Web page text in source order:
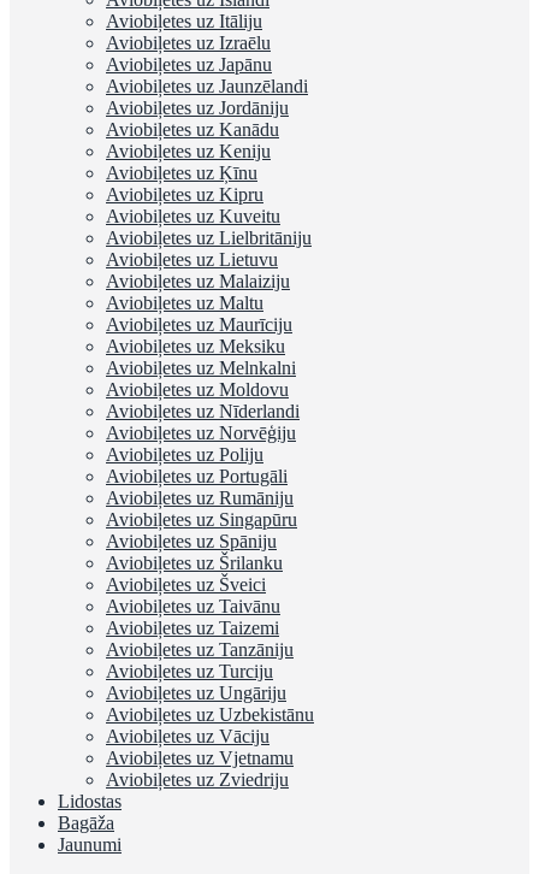
Aviobiļetes uz Itāliju
Aviobiļetes uz Izraēlu
Aviobiļetes uz Japānu
Aviobiļetes uz Jaunzēlandi
Aviobiļetes uz Jordāniju
Aviobiļetes uz Kanādu
Aviobiļetes uz Keniju
Aviobiļetes uz Ķīnu
Aviobiļetes uz Kipru
Aviobiļetes uz Kuveitu
Aviobiļetes uz Lielbritāniju
Aviobiļetes uz Lietuvu
Aviobiļetes uz Malaiziju
Aviobiļetes uz Maltu
Aviobiļetes uz Maurīciju
Aviobiļetes uz Meksiku
Aviobiļetes uz Melnkalni
Aviobiļetes uz Moldovu
Aviobiļetes uz Nīderlandi
Aviobiļetes uz Norvēģiju
Aviobiļetes uz Poliju
Aviobiļetes uz Portugāli
Aviobiļetes uz Rumāniju
Aviobiļetes uz Singapūru
Aviobiļetes uz Spāniju
Aviobiļetes uz Šrilanku
Aviobiļetes uz Šveici
Aviobiļetes uz Taivānu
Aviobiļetes uz Taizemi
Aviobiļetes uz Tanzāniju
Aviobiļetes uz Turciju
Aviobiļetes uz Ungāriju
Aviobiļetes uz Uzbekistānu
Aviobiļetes uz Vāciju
Aviobiļetes uz Vjetnamu
Aviobiļetes uz Zviedriju
Lidostas
Bagāža
Jaunumi